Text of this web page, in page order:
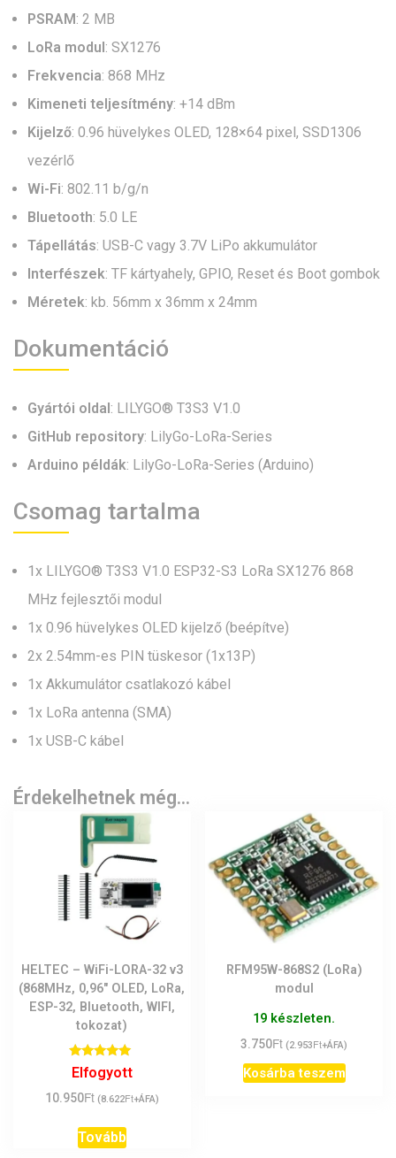
PSRAM: 2 MB
LoRa modul: SX1276
Frekvencia: 868 MHz
Kimeneti teljesítmény: +14 dBm
Kijelző: 0.96 hüvelykes OLED, 128×64 pixel, SSD1306
vezérlő
Wi-Fi: 802.11 b/g/n
Bluetooth: 5.0 LE
Tápellátás: USB-C vagy 3.7V LiPo akkumulátor
Interfészek: TF kártyahely, GPIO, Reset és Boot gombok
Méretek: kb. 56mm x 36mm x 24mm
Dokumentáció
Gyártói oldal: LILYGO® T3S3 V1.0
GitHub repository: LilyGo-LoRa-Series
Arduino példák: LilyGo-LoRa-Series (Arduino)
Csomag tartalma
1x LILYGO® T3S3 V1.0 ESP32-S3 LoRa SX1276 868
MHz fejlesztői modul
1x 0.96 hüvelykes OLED kijelző (beépítve)
2x 2.54mm-es PIN tüskesor (1x13P)
1x Akkumulátor csatlakozó kábel
1x LoRa antenna (SMA)
1x USB-C kábel
Érdekelhetnek még…
HELTEC – WiFi-LORA-32 v3
(868MHz, 0,96″ OLED, LoRa,
ESP-32, Bluetooth, WIFI,
tokozat)
Értékelés:
5.00
Elfogyott
10.950Ft (8.622Ft+ÁFA)
Tovább
RFM95W-868S2 (LoRa)
modul
19 készleten.
3.750Ft (2.953Ft+ÁFA)
Kosárba teszem